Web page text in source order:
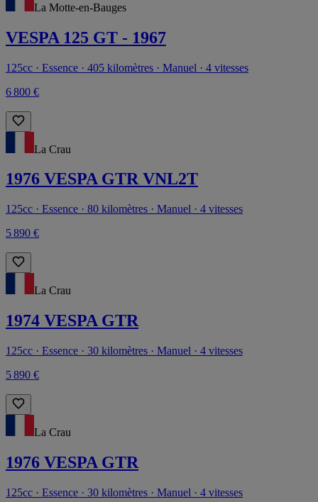
La Motte-en-Bauges
VESPA 125 GT - 1967
125cc · Essence · 405 kilomètres · Manuel · 4 vitesses
6 800 €
La Crau
1976 VESPA GTR VNL2T
125cc · Essence · 80 kilomètres · Manuel · 4 vitesses
5 890 €
La Crau
1974 VESPA GTR
125cc · Essence · 30 kilomètres · Manuel · 4 vitesses
5 890 €
La Crau
1976 VESPA GTR
125cc · Essence · 30 kilomètres · Manuel · 4 vitesses